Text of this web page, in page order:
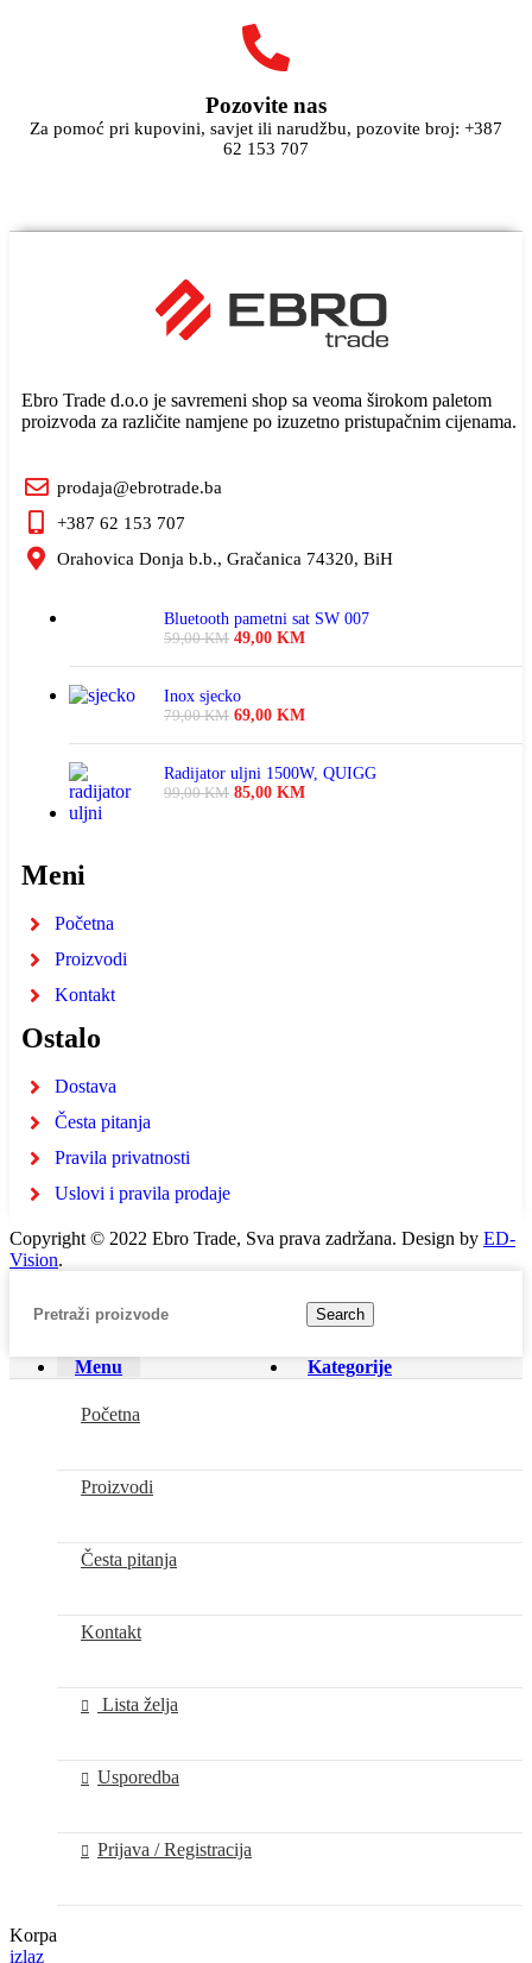
Pozovite nas
Za pomoć pri kupovini, savjet ili narudžbu, pozovite broj: +387
62 153 707
Ebro Trade d.o.o je savremeni shop sa veoma širokom paletom
proizvoda za različite namjene po izuzetno pristupačnim cijenama.
prodaja@ebrotrade.ba
+387 62 153 707
Orahovica Donja b.b., Gračanica 74320, BiH
Bluetooth pametni sat SW 007
59,00KM 49,00 KM
Inox sjecko
79,00KM 69,00 KM
Radijator uljni 1500W, QUIGG
99,00KM 85,00 KM
Meni
Početna
Proizvodi
Kontakt
Ostalo
Dostava
Česta pitanja
Pravila privatnosti
Uslovi i pravila prodaje
Copyright © 2022 Ebro Trade, Sva prava zadržana. Design by ED-
Vision.
Search
Menu Kategorije
Početna
Proizvodi
Česta pitanja
Kontakt
Lista želja
Usporedba
Prijava / Registracija
Korpa
izlaz